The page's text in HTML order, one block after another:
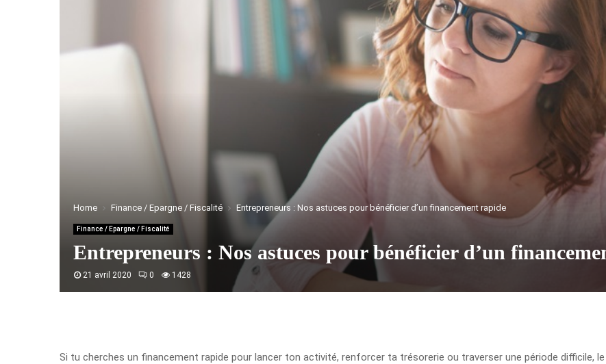
Home Finance / Epargne / Fiscalité Entrepreneurs : Nos astuces pour bénéficier d’un financement rapide
Finance / Epargne / Fiscalité
Entrepreneurs : Nos astuces pour bénéficier d’un
21 avril 2020 0 1428
Si tu cherches un financement rapide pour lancer ton activité, renforcer ta trésorerie ou traverser une période difficile,